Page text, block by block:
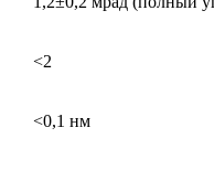
<2
<0,1 нм